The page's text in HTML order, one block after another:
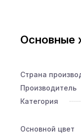
Основные
Страна
Производитель
Категория
Основной цвет